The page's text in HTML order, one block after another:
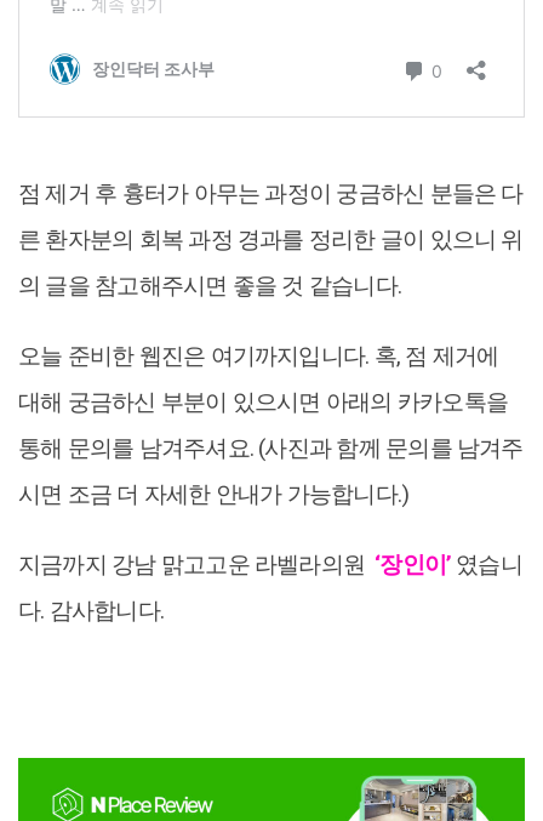
점 제거 후 흉터가 아무는 과정이 궁금하신 분들은 다
른 환자분의 회복 과정 경과를 정리한 글이 있으니 위
의 글을 참고해주시면 좋을 것 같습니다.
오늘 준비한 웹진은 여기까지입니다. 혹, 점 제거에
대해 궁금하신 부분이 있으시면 아래의 카카오톡을
통해 문의를 남겨주셔요. (사진과 함께 문의를 남겨주
시면 조금 더 자세한 안내가 가능합니다.)
지금까지 강남 맑고고운 라벨라의원 ‘장인이’ 였습니
다. 감사합니다.